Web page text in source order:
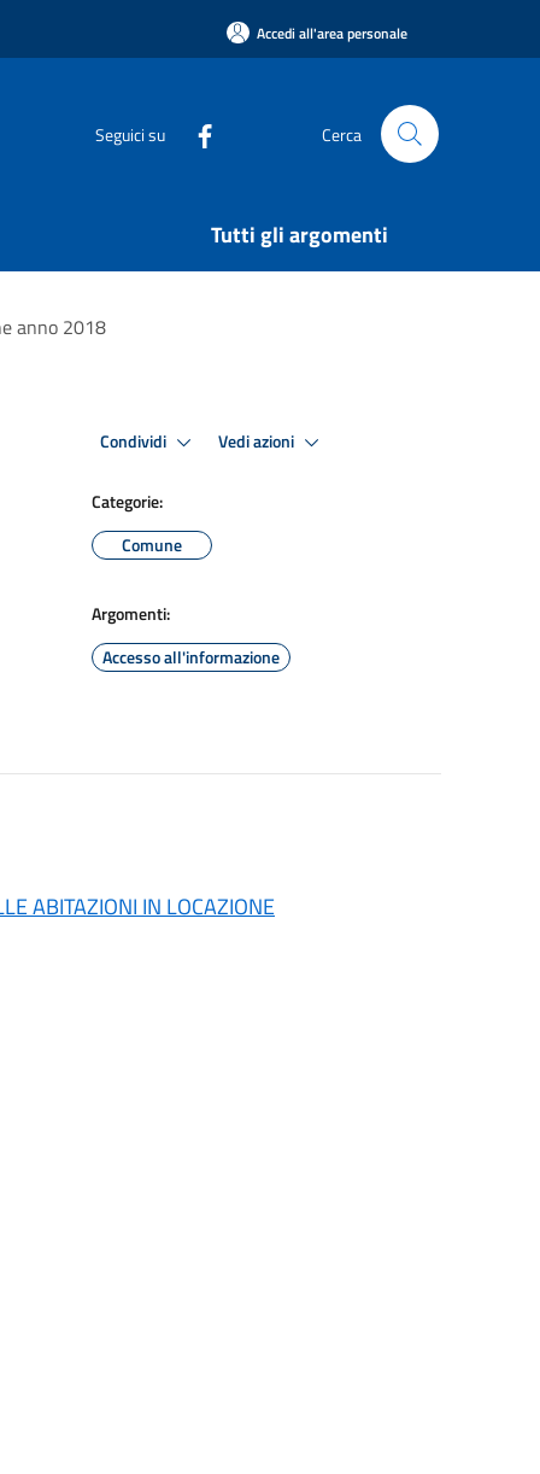
Accedi all'area personale
Seguici su Cerca
Tutti gli argomenti
anno 2018
Condividi Vedi azioni
Categorie:
Comune
Argomenti:
Accesso all'informazione
ABITAZIONI IN LOCAZIONE